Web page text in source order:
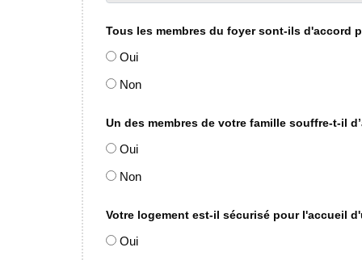
Tous les membres du foyer sont-ils d'accord
Oui
Non
Un des membres de votre famille souffre-t-il
Oui
Non
Votre logement est-il sécurisé pour l'accueil
Oui